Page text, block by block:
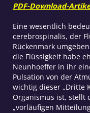
PDF-Download-
Eine wesentlich
cerebrospinalis, der
Rückenmark
die Flüssigkeit habe
Neunhoeffer in ihr
Pulsation von der
wichtig dieser „Dritte
Organismus ist, stellt
„vorläufigen